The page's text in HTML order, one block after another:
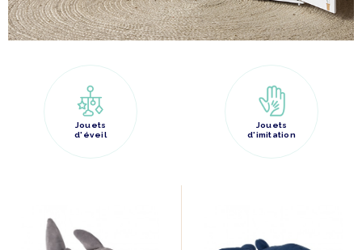
Jouets
d'éveil
Jouets
d'imitation